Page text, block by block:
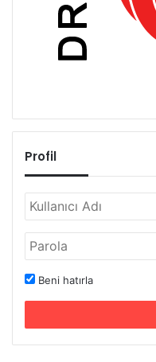
Profil
Beni hatırla